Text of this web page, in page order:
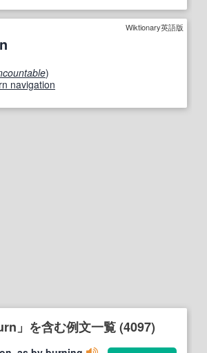
Wiktionary英語版
)
navigation
」を含む例文一覧 (4097)